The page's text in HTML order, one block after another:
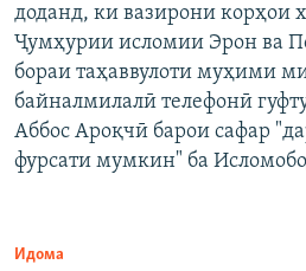
доданд, ки вазирони корҳои
Ҷумҳурии исломии Эрон ва
бораи таҳаввулоти муҳими
байналмилалӣ телефонӣ
Аббос Ароқчӣ барои сафар
фурсати мумкин" ба
Идома